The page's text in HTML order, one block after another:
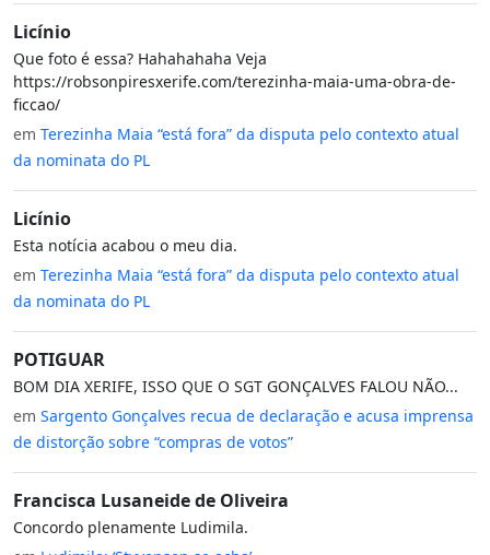
Licínio
Que foto é essa? Hahahahaha Veja
https://robsonpiresxerife.com/terezinha-maia-uma-obra-de-
ficcao/
em Terezinha Maia “está fora” da disputa pelo contexto atual
da nominata do PL
Licínio
Esta notícia acabou o meu dia.
em Terezinha Maia “está fora” da disputa pelo contexto atual
da nominata do PL
POTIGUAR
BOM DIA XERIFE, ISSO QUE O SGT GONÇALVES FALOU NÃO...
em Sargento Gonçalves recua de declaração e acusa imprensa
de distorção sobre “compras de votos”
Francisca Lusaneide de Oliveira
Concordo plenamente Ludimila.